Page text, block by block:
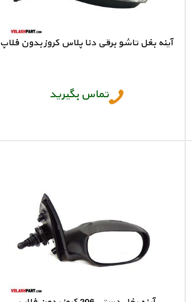
آینه بغل تاشو برقی دنا پلاس کروز بدون فلاپ
تماس بگیرید